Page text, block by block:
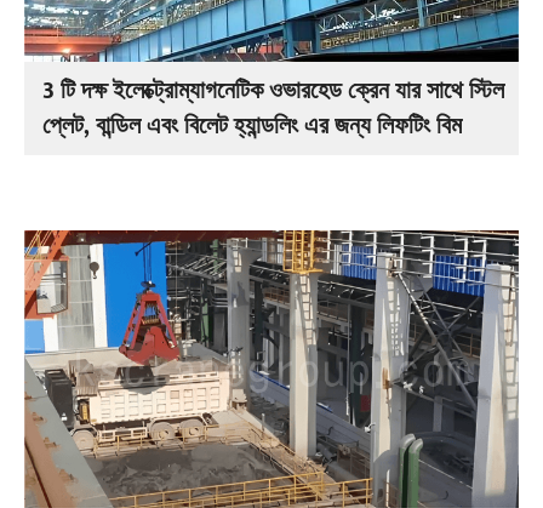
3 টি দক্ষ ইলেক্ট্রোম্যাগনেটিক ওভারহেড ক্রেন যার সাথে স্টিল
প্লেট, বান্ডিল এবং বিলেট হ্যান্ডলিং এর জন্য লিফটিং বিম